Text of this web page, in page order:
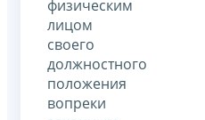
физическим
лицом
своего
должностного
положения
вопреки